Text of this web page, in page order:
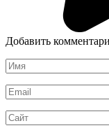
Добавить
Имя
*
Email
*
Сайт